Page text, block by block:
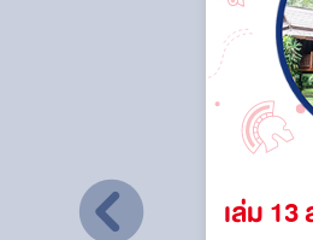
ทยสำหรับ
เล่ม